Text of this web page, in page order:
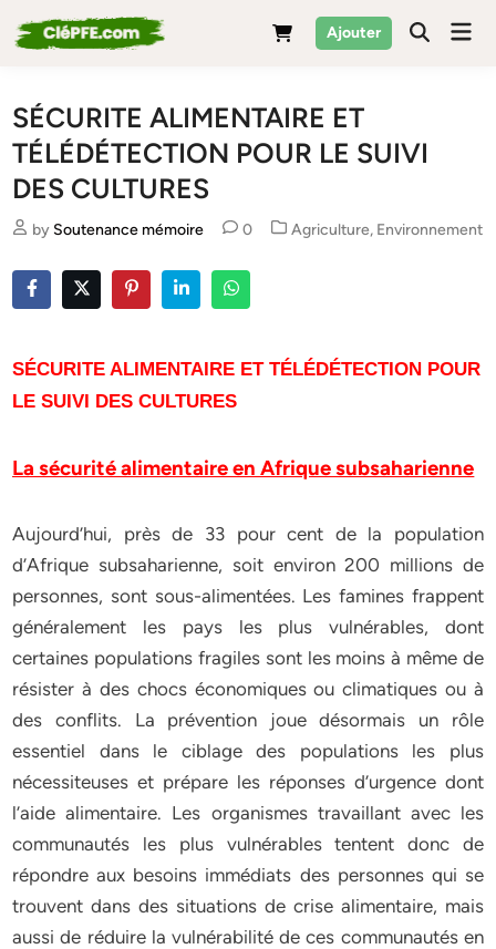
to
Ajouter
SÉCURITE ALIMENTAIRE ET
TÉLÉDÉTECTION POUR LE SUIVI
DES CULTURES
by Soutenance mémoire 0
Posted
Agriculture, Environnement
SÉCURITE ALIMENTAIRE ET TÉLÉDÉTECTION POUR
LE SUIVI DES CULTURES
La sécurité alimentaire en Afrique subsaharienne
Aujourd’hui, près de 33 pour cent de la population
d’Afrique subsaharienne, soit environ 200 millions de
personnes, sont sous-alimentées. Les famines frappent
généralement les pays les plus vulnérables, dont
certaines populations fragiles sont les moins à même de
résister à des chocs économiques ou climatiques ou à
des conflits. La prévention joue désormais un rôle
essentiel dans le ciblage des populations les plus
nécessiteuses et prépare les réponses d’urgence dont
l’aide alimentaire. Les organismes travaillant avec les
communautés les plus vulnérables tentent donc de
répondre aux besoins immédiats des personnes qui se
trouvent dans des situations de crise alimentaire, mais
aussi de réduire la vulnérabilité de ces communautés en